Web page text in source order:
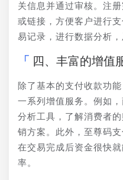
关信息并通过审核。注
或链接，方便客户进行
易记录，进行数据分析，
四、丰富的增值
除了基本的支付收款功
一系列增值服务。例如
分析工具，了解消费者
销方案。此外，至尊码
在交易完成后资金很快
率。